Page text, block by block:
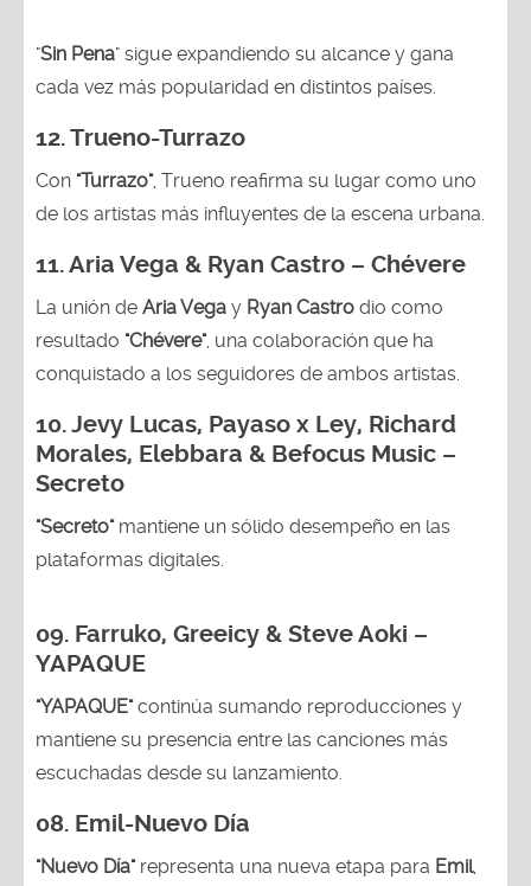
"Sin Pena" sigue expandiendo su alcance y gana
cada vez más popularidad en distintos países.
12.Trueno-Turrazo
Con "Turrazo", Trueno reafirma su lugar como uno
de los artistas más influyentes de la escena urbana.
11. Aria Vega & Ryan Castro – Chévere
La unión de Aria Vega y Ryan Castro dio como
resultado "Chévere", una colaboración que ha
conquistado a los seguidores de ambos artistas.
10. Jevy Lucas, Payaso x Ley, Richard
Morales, Elebbara & Befocus Music –
Secreto
"Secreto"mantiene un sólido desempeño en las
plataformas digitales.
09. Farruko, Greeicy & Steve Aoki –
YAPAQUE
"YAPAQUE"continúa sumando reproducciones y
mantiene su presencia entre las canciones más
escuchadas desde su lanzamiento.
08. Emil-Nuevo Día
"Nuevo Día"representa una nueva etapa para Emil,